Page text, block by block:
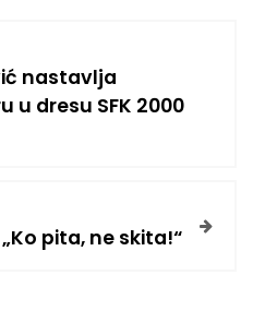
nastavlja
u dresu SFK 2000
pita, ne skita!“